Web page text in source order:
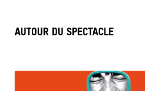
AUTOUR DU SPECTACLE